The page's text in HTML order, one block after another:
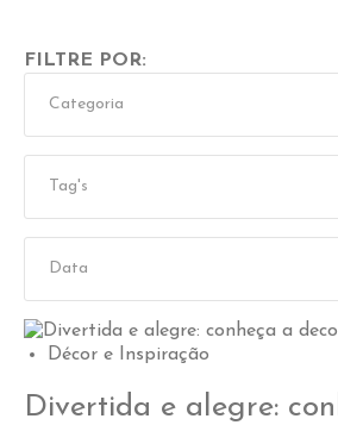
FILTRE POR:
Décor e Inspiração
Divertida e alegre: